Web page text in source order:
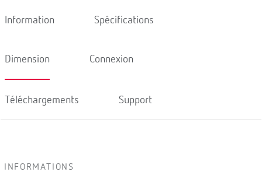
Information Spécifications
Dimension Connexion
Téléchargements Support
INFORMATIONS